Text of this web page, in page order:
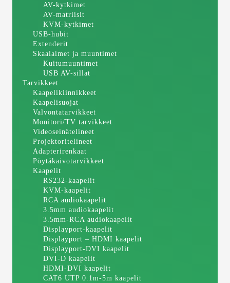
AV-kytkimet
AV-matriisit
KVM-kytkimet
USB-hubit
Extenderit
Skaalaimet ja muuntimet
Kuitumuuntimet
USB AV-sillat
Tarvikkeet
Kaapelikiinnikkeet
Kaapelisuojat
Valvontatarvikkeet
Monitori/TV tarvikkeet
Videoseinätelineet
Projektoritelineet
Adapterirenkaat
Pöytäkaivotarvikkeet
Kaapelit
RS232-kaapelit
KVM-kaapelit
RCA audiokaapelit
3.5mm audiokaapelit
3.5mm-RCA audiokaapelit
Displayport-kaapelit
Displayport – HDMI kaapelit
Displayport-DVI kaapelit
DVI-D kaapelit
HDMI-DVI kaapelit
CAT6 UTP 0.1m-5m kaapelit